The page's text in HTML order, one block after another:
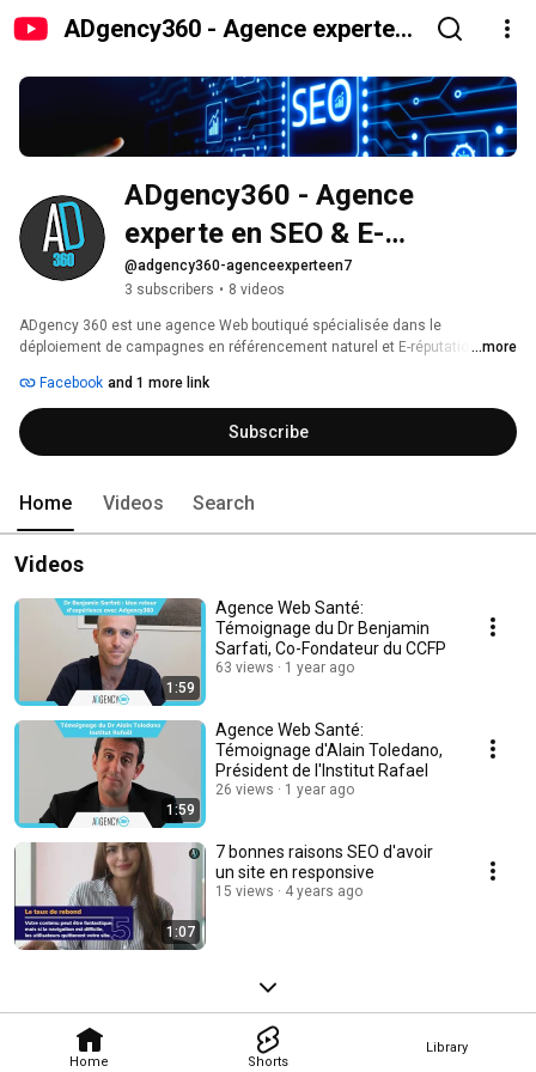
ADgency360 - Agence experte
Home Shorts
Library
ADgency360 - Agence
experte en SEO & E-
réputation
@adgency360-agenceexperteen7
3 subscribers • 8 videos
ADgency 360 est une agence Web boutiqué spécialisée dans le
déploiement de campagnes en référencement naturel et E-réputation.
conception de sites Internet jusqu’à la génération de trafic qualifié
multicanal et le suivi des performances. Nos experts assistent nos clients
à définir et à comprendre les facteurs de succès de leurs projets. Nous
mettons en œuvre une stratégie adaptée et personnalisée aux besoins de
...more
Facebook and 1 more link
Subscribe
Home Videos Search
Videos
1:59
Agence Web Santé:
Témoignage du Dr Benjamin
Sarfati, Co-Fondateur du CCFP
63 views 1 year ago
1:59
Agence Web Santé:
Témoignage d'Alain Toledano,
Président de l'Institut Rafael
26 views 1 year ago
1:07
7 bonnes raisons SEO d'avoir
un site en responsive
15 views 4 years ago